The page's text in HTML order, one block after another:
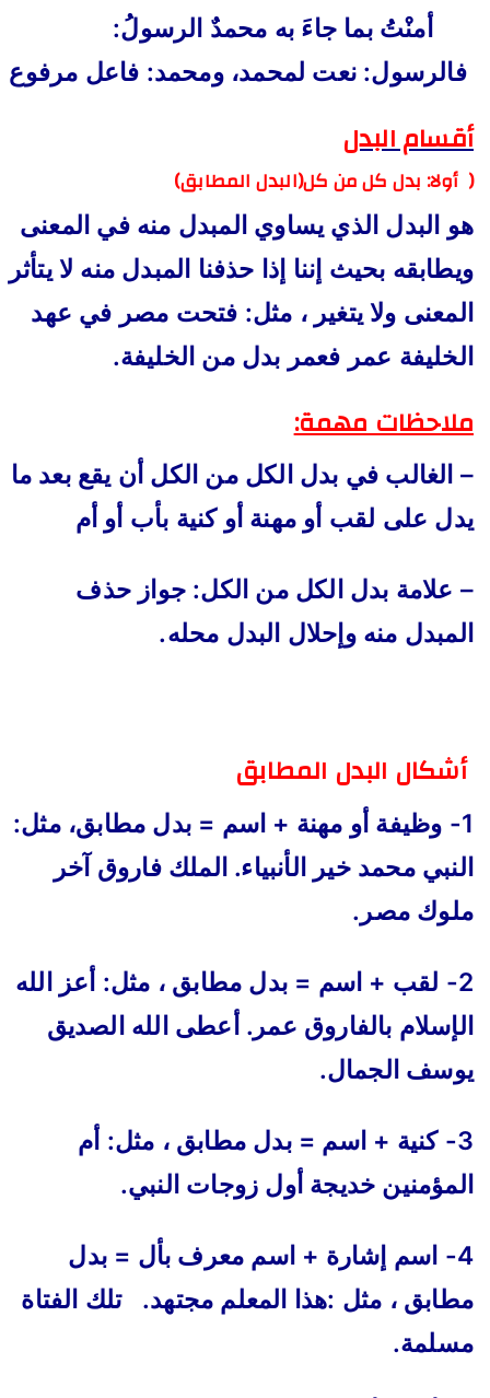
أمنْتُ بما جاءَ به محمدٌ الرسولُ:
فالرسول: نعت لمحمد، ومحمد: فاعل مرفوع
أقسام البدل
( أولا: بدل كل من كل(البدل المطابق)
هو البدل الذي يساوي المبدل منه في المعنى
ويطابقه بحيث إننا إذا حذفنا المبدل منه لا يتأثر
المعنى ولا يتغير ، مثل: فتحت مصر في عهد
الخليفة عمر فعمر بدل من الخليفة.
ملاحظات مهمة:
– الغالب في بدل الكل من الكل أن يقع بعد ما
يدل على لقب أو مهنة أو كنية بأب أو أم
– علامة بدل الكل من الكل: جواز حذف
المبدل منه وإحلال البدل محله.
أشكال البدل المطابق
1- وظيفة أو مهنة + اسم = بدل مطابق، مثل:
النبي محمد خير الأنبياء. الملك فاروق آخر
ملوك مصر.
2- لقب + اسم = بدل مطابق ، مثل: أعز الله
الإسلام بالفاروق عمر. أعطى الله الصديق
يوسف الجمال.
3- كنية + اسم = بدل مطابق ، مثل: أم
المؤمنين خديجة أول زوجات النبي.
4- اسم إشارة + اسم معرف بأل = بدل
مطابق ، مثل :هذا المعلم مجتهد. تلك الفتاة
مسلمة.